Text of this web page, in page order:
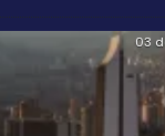
hasta
sin IVA en el
del cobro
hasta el 31